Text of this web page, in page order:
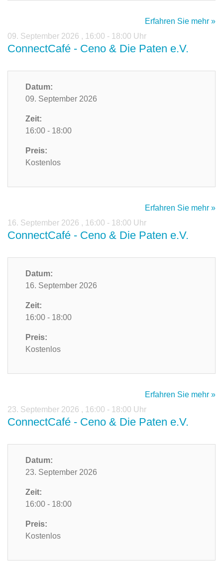
Erfahren Sie mehr »
09. September 2026 , 16:00 - 18:00 Uhr
ConnectCafé - Ceno & Die Paten e.V.
Datum:
09. September 2026
Zeit:
16:00 - 18:00
Preis:
Kostenlos
Erfahren Sie mehr »
16. September 2026 , 16:00 - 18:00 Uhr
ConnectCafé - Ceno & Die Paten e.V.
Datum:
16. September 2026
Zeit:
16:00 - 18:00
Preis:
Kostenlos
Erfahren Sie mehr »
23. September 2026 , 16:00 - 18:00 Uhr
ConnectCafé - Ceno & Die Paten e.V.
Datum:
23. September 2026
Zeit:
16:00 - 18:00
Preis:
Kostenlos